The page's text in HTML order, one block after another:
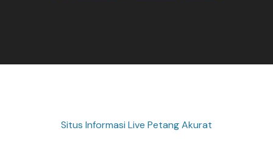
Situs Informasi Live Petang Akurat